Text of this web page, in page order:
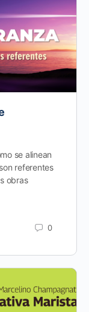
se alinean
referentes
obras
0